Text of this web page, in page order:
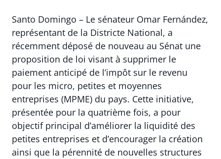
Santo Domingo – Le sénateur Omar Fernández,
représentant de la Districte National, a
récemment déposé de nouveau au Sénat une
proposition de loi visant à supprimer le
paiement anticipé de l’impôt sur le revenu
pour les micro, petites et moyennes
entreprises (MPME) du pays. Cette initiative,
présentée pour la quatrième fois, a pour
objectif principal d’améliorer la liquidité des
petites entreprises et d’encourager la création
ainsi que la pérennité de nouvelles structures